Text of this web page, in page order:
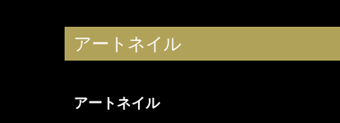
アートネイル
アートネイル